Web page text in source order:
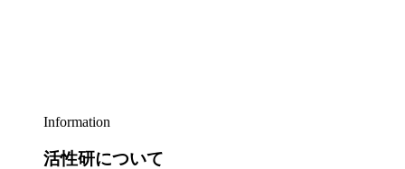
Information
活性研について